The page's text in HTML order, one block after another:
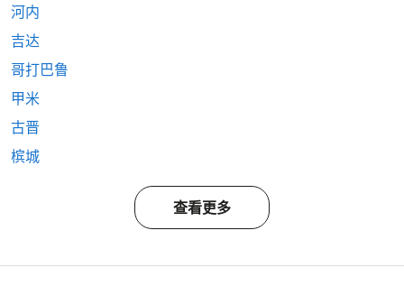
河内
吉达
哥打巴鲁
甲米
古晋
槟城
查看更多